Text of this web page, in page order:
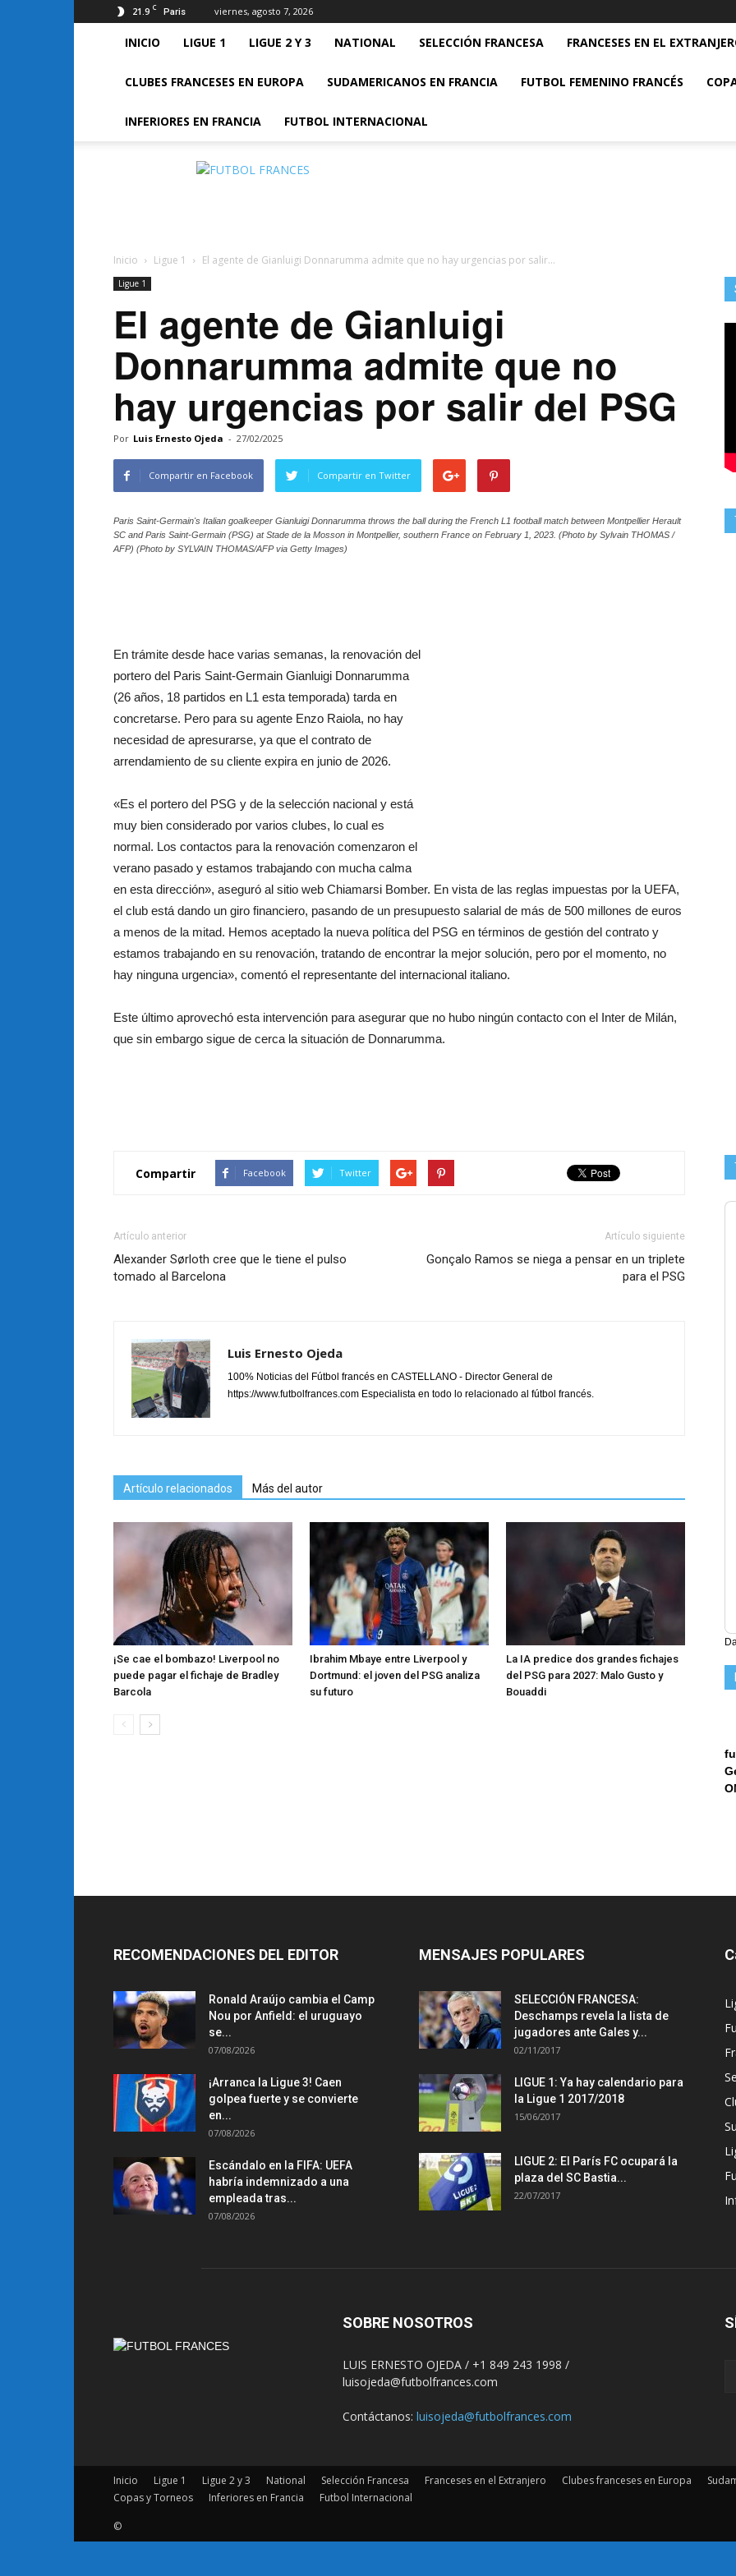
21.9 C Paris viernes, agosto 7, 2026
INICIO LIGUE 1 LIGUE 2 Y 3 NATIONAL SELECCIÓN FRANCESA FRANCESES EN EL
CLUBES FRANCESES EN EUROPA SUDAMERICANOS EN FRANCIA FUTBOL FEMENINO FRANCÉS
INFERIORES EN FRANCIA FUTBOL INTERNACIONAL
FUTBOL
Inicio Ligue 1 El agente de Gianluigi Donnarumma admite que no hay urgencias por salir...
Ligue 1
El agente de Gianluigi
Donnarumma admite que no
hay urgencias por salir del PSG
Por Luis Ernesto Ojeda - 27/02/2025
Compartir en Facebook Compartir en Twitter
Paris Saint-Germain's Italian goalkeeper Gianluigi Donnarumma throws the ball during the French L1 football match between Montpellier Herault
SC and Paris Saint-Germain (PSG) at Stade de la Mosson in Montpellier, southern France on February 1, 2023. (Photo by Sylvain THOMAS /
AFP) (Photo by SYLVAIN THOMAS/AFP via Getty Images)
En trámite desde hace varias semanas, la renovación del
portero del Paris Saint-Germain Gianluigi Donnarumma
(26 años, 18 partidos en L1 esta temporada) tarda en
concretarse. Pero para su agente Enzo Raiola, no hay
necesidad de apresurarse, ya que el contrato de
arrendamiento de su cliente expira en junio de 2026.
«Es el portero del PSG y de la selección nacional y está
muy bien considerado por varios clubes, lo cual es
normal. Los contactos para la renovación comenzaron el
verano pasado y estamos trabajando con mucha calma
en esta dirección», aseguró al sitio web Chiamarsi Bomber. En vista de las reglas impuestas por la UEFA,
el club está dando un giro financiero, pasando de un presupuesto salarial de más de 500 millones de euros
a menos de la mitad. Hemos aceptado la nueva política del PSG en términos de gestión del contrato y
estamos trabajando en su renovación, tratando de encontrar la mejor solución, pero por el momento, no
hay ninguna urgencia», comentó el representante del internacional italiano.
Este último aprovechó esta intervención para asegurar que no hubo ningún contacto con el Inter de Milán,
que sin embargo sigue de cerca la situación de Donnarumma.
Compartir Facebook Twitter
Artículo anterior
Alexander Sørloth cree que le tiene el pulso
tomado al Barcelona
Artículo siguiente
Gonçalo Ramos se niega a pensar en un triplete
para el PSG
Luis Ernesto Ojeda
100% Noticias del Fútbol francés en CASTELLANO - Director General de
https://www.futbolfrances.com Especialista en todo lo relacionado al fútbol francés.
Artículo relacionados Más del autor
¡Se cae el bombazo! Liverpool no
puede pagar el fichaje de Bradley
Barcola
Ibrahim Mbaye entre Liverpool y
Dortmund: el joven del PSG analiza
su futuro
La IA predice dos grandes fichajes
del PSG para 2027: Malo Gusto y
Bouaddi
RECOMENDACIONES DEL EDITOR
Ronald Araújo cambia el Camp
Nou por Anfield: el uruguayo
se...
07/08/2026
¡Arranca la Ligue 3! Caen
golpea fuerte y se convierte
en...
07/08/2026
Escándalo en la FIFA: UEFA
habría indemnizado a una
empleada tras...
07/08/2026
MENSAJES POPULARES
SELECCIÓN FRANCESA:
Deschamps revela la lista de
jugadores ante Gales y...
02/11/2017
LIGUE 1: Ya hay calendario para
la Ligue 1 2017/2018
15/06/2017
LIGUE 2: El París FC ocupará la
plaza del SC Bastia...
22/07/2017
SOBRE NOSOTROS
LUIS ERNESTO OJEDA / +1 849 243 1998 /
luisojeda@futbolfrances.com
Contáctanos: luisojeda@futbolfrances.com
Inicio Ligue 1 Ligue 2 y 3 National Selección Francesa Franceses en el Extranjero Clubes franceses en Europa
Copas y Torneos
Inferiores en Francia Futbol Internacional
©